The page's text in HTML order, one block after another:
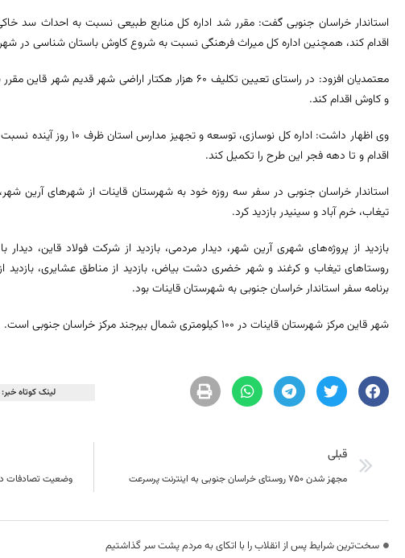
استاندار خراسان جنوبی گفت: مقرر شد اداره کل منابع طبیعی نسبت به احداث سد
اقدام کند، همچنین اداره کل میراث فرهنگی نسبت به شروع کاوش باستان شناسی در
معتمدیان افزود: در راستای تعیین تکلیف ۶۰ هزار هکتار اراضی
و کاوش اقدام کند.
وی اظهار داشت: اداره کل
اقدام و تا دهه فجر این طرح را تکمیل کند.
استاندار خراسان جنوبی در سفر سه روزه خود به شهرستان قاینات از شهرهای آرین
تیغاب، خرم آباد و سینیدر بازدید کرد.
بازدید از پروژه‌های شهری آرین شهر، دیدار مردمی، بازدید از شرکت فولاد قاین، دیدار
روستاهای تیغاب و کرغند و شهر خضری دشت بیاض، بازدید از مناطق عشایری، بازدید
برنامه سفر استاندار خراسان جنوبی به شهرستان قاینات بود.
شهر قاین مرکز شهرستان قاینات در ۱۰۰ کیلومتری شمال بیرجند مرکز خراسان جنوبی است.
لینک کوتاه خبر:
قبلی
مجهز شدن ۷۵۰ روستای خراسان جنوبی به اینترنت پرسرعت ️وضعیت تصادفات
سخت‌ترین شرایط پس از انقلاب را با اتکای به مردم پشت سر گذاشتیم